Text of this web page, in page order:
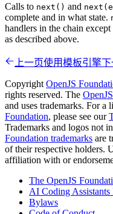
Calls to next() and
complete and in what state.
handlers in the chain
as described above.
上一页使用模板引擎下
Copyright OpenJS
rights reserved. The
and uses trademarks. For a
Foundation, please see our
Trademarks and logos not
Foundation trademarks are
of their respective holders.
affiliation with or
The OpenJS
AI Coding Assistants
Bylaws